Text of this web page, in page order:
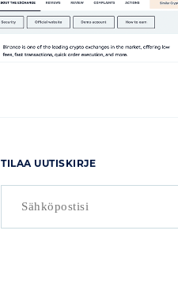
TILAA UUTISKIRJE